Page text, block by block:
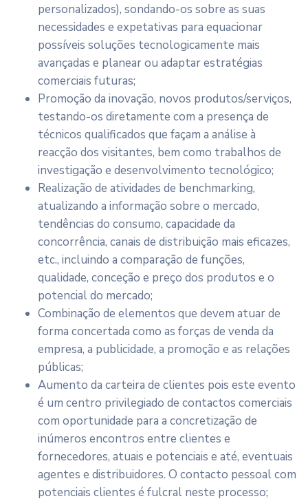
personalizados), sondando-os sobre as suas
necessidades e expetativas para equacionar
possíveis soluções tecnologicamente mais
avançadas e planear ou adaptar estratégias
comerciais futuras;
Promoção da inovação, novos produtos/serviços,
testando-os diretamente com a presença de
técnicos qualificados que façam a análise à
reacção dos visitantes, bem como trabalhos de
investigação e desenvolvimento tecnológico;
Realização de atividades de benchmarking,
atualizando a informação sobre o mercado,
tendências do consumo, capacidade da
concorrência, canais de distribuição mais eficazes,
etc., incluindo a comparação de funções,
qualidade, conceção e preço dos produtos e o
potencial do mercado;
Combinação de elementos que devem atuar de
forma concertada como as forças de venda da
empresa, a publicidade, a promoção e as relações
públicas;
Aumento da carteira de clientes pois este evento
é um centro privilegiado de contactos comerciais
com oportunidade para a concretização de
inúmeros encontros entre clientes e
fornecedores, atuais e potenciais e até, eventuais
agentes e distribuidores. O contacto pessoal com
potenciais clientes é fulcral neste processo;